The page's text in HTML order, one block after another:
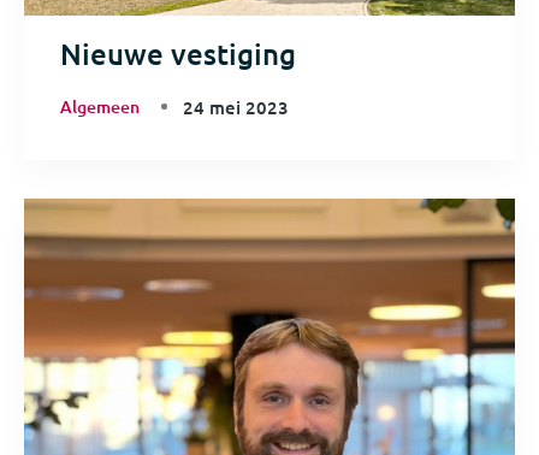
Nieuwe vestiging
Algemeen 24 mei 2023